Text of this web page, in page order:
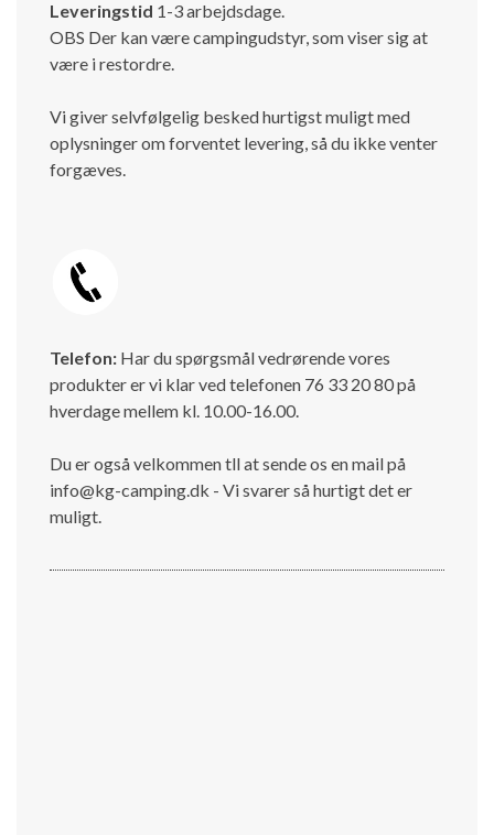
Leveringstid 1-3 arbejdsdage.
OBS Der kan være campingudstyr, som viser sig at
være i restordre.
Vi giver selvfølgelig besked hurtigst muligt med
oplysninger om forventet levering, så du ikke venter
forgæves.
Telefon: Har du spørgsmål vedrørende vores
produkter er vi klar ved telefonen 76 33 20 80 på
hverdage mellem kl. 10.00-16.00.
Du er også velkommen tll at sende os en mail på
info@kg-camping.dk - Vi svarer så hurtigt det er
muligt.